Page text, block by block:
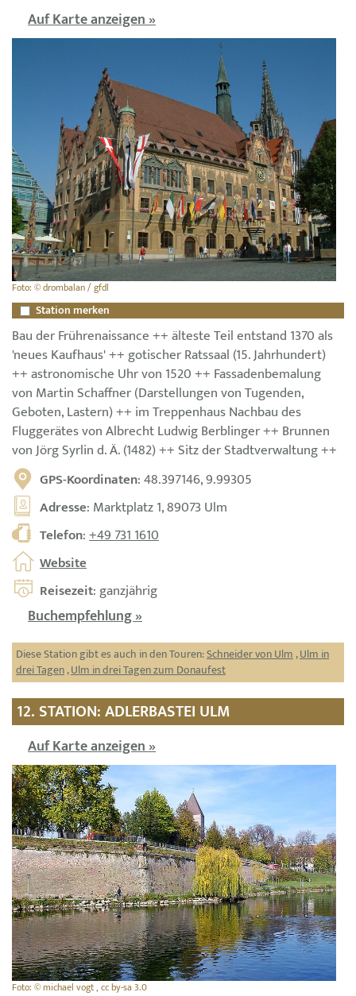
Auf Karte anzeigen »
Foto: © drombalan / gfdl
Station merken
Bau der Frührenaissance ++ älteste Teil entstand 1370 als
'neues Kaufhaus' ++ gotischer Ratssaal (15. Jahrhundert)
++ astronomische Uhr von 1520 ++ Fassadenbemalung
von Martin Schaffner (Darstellungen von Tugenden,
Geboten, Lastern) ++ im Treppenhaus Nachbau des
Fluggerätes von Albrecht Ludwig Berblinger ++ Brunnen
von Jörg Syrlin d. Ä. (1482) ++ Sitz der Stadtverwaltung ++
GPS-Koordinaten: 48.397146, 9.99305
Adresse: Marktplatz 1, 89073 Ulm
Telefon:+49 731 1610
Website
Reisezeit: ganzjährig
Buchempfehlung »
Diese Station gibt es auch in den Touren:Schneider von Ulm,Ulm in
drei Tagen,Ulm in drei Tagen zum Donaufest
12. STATION: ADLERBASTEI ULM
Auf Karte anzeigen »
Foto: © michael vogt , cc by-sa 3.0